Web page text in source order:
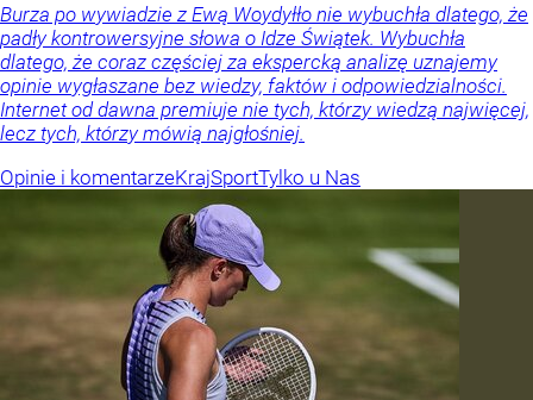
Burza po wywiadzie z Ewą Woydyłło nie wybuchła dlatego, że
padły kontrowersyjne słowa o Idze Świątek. Wybuchła
dlatego, że coraz częściej za ekspercką analizę uznajemy
opinie wygłaszane bez wiedzy, faktów i odpowiedzialności.
Internet od dawna premiuje nie tych, którzy wiedzą najwięcej,
lecz tych, którzy mówią najgłośniej.
Opinie i komentarzeKrajSportTylko u Nas